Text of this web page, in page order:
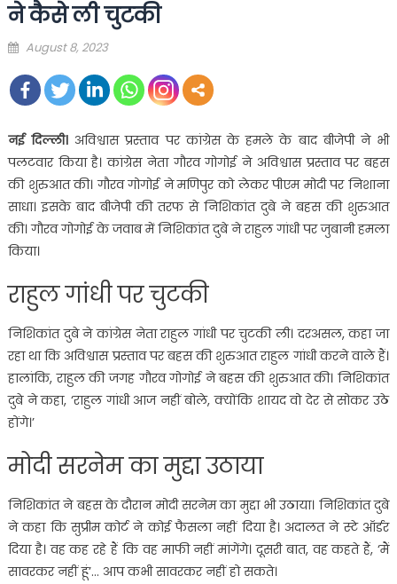
ने कैसे ली चुटकी
Posted
August 8, 2023
नई दिल्ली। अविश्वास प्रस्ताव पर कांग्रेस के हमले के बाद बीजेपी ने भी
पलटवार किया है। कांग्रेस नेता गौरव गोगोई ने अविश्वास प्रस्ताव पर बहस
की शुरुआत की। गौरव गोगोई ने मणिपुर को लेकर पीएम मोदी पर निशाना
साधा। इसके बाद बीजेपी की तरफ से निशिकांत दुबे ने बहस की शुरुआत
की। गौरव गोगोई के जवाब में निशिकांत दुबे ने राहुल गांधी पर जुबानी हमला
किया।
राहुल गांधी पर चुटकी
निशिकांत दुबे ने कांग्रेस नेता राहुल गांधी पर चुटकी ली। दरअसल, कहा जा
रहा था कि अविश्वास प्रस्ताव पर बहस की शुरुआत राहुल गांधी करने वाले हैं।
हालांकि, राहुल की जगह गौरव गोगोई ने बहस की शुरुआत की। निशिकांत
दुबे ने कहा, ‘राहुल गांधी आज नहीं बोले, क्योंकि शायद वो देर से सोकर उठे
होंगे।’
मोदी सरनेम का मुद्दा उठाया
निशिकांत ने बहस के दौरान मोदी सरनेम का मुद्दा भी उठाया। निशिकांत दुबे
ने कहा कि सुप्रीम कोर्ट ने कोई फैसला नहीं दिया है। अदालत ने स्टे ऑर्डर
दिया है। वह कह रहे हैं कि वह माफी नहीं मांगेंगे। दूसरी बात, वह कहते हैं, ‘मैं
सावरकर नहीं हूं’… आप कभी सावरकर नहीं हो सकते।